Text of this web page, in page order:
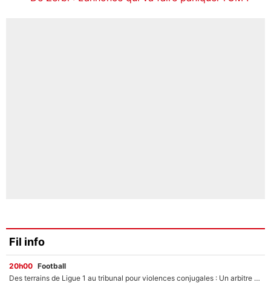
Fil info
20h00 Football
Des terrains de Ligue 1 au tribunal pour violences conjugales : Un arbitre français encourt une peine de 18 mois de prison !